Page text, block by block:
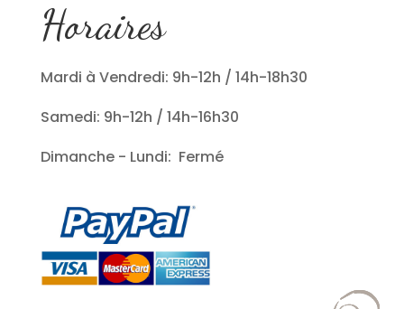
Horaires
Mardi à Vendredi: 9h-12h / 14h-18h30
Samedi: 9h-12h / 14h-16h30
Dimanche - Lundi: Fermé